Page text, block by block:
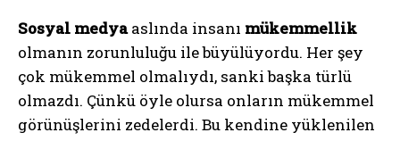
Sosyal medyaaslında insanı mükemmellik
olmanın zorunluluğu ile büyülüyordu. Her şey
çok mükemmel olmalıydı, sanki başka türlü
olmazdı. Çünkü öyle olursa onların mükemmel
görünüşlerini zedelerdi. Bu kendine yüklenilen